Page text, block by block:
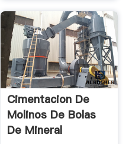
Cimentacion De
Molinos De Bolas
De Mineral